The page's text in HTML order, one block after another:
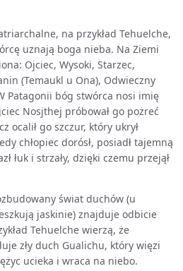
na przykład Tehuelche,
uznają boga nieba. Na Ziemi
Ojciec, Wysoki, Starzec,
(Temaukl u Ona), Odwieczny
Patagonii bóg stwórca nosi imię
Nosjthej próbował go pożreć
ocalił go szczur, który ukrył
chłopiec dorósł, posiadł tajemną
łuk i strzały, dzięki czemu przejął
świat duchów (u
jaskinie) znajduje odbicie
Tehuelche wierzą, że
zły duch Gualichu, który więzi
ucieka i wraca na niebo.